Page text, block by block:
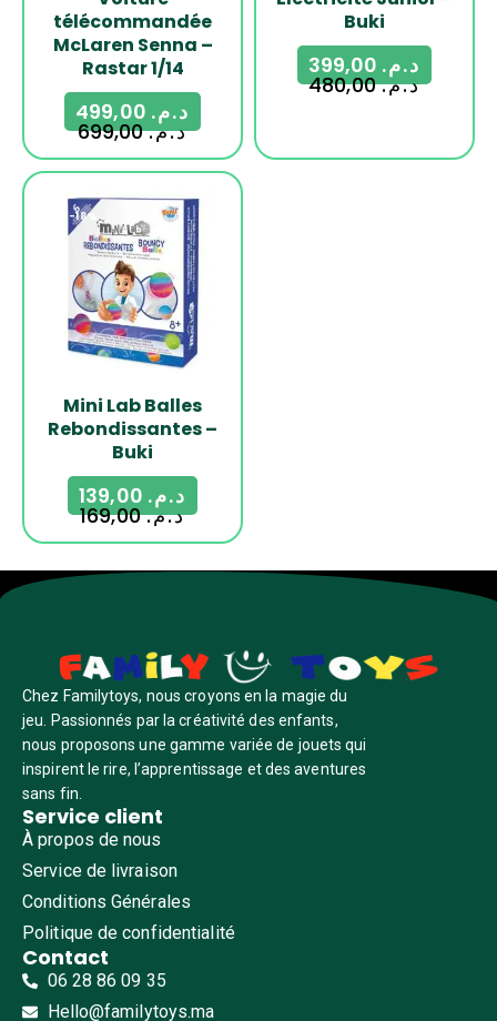
télécommandée
McLaren Senna –
Rastar 1/14
د.م.699,00
د.م.
Buki
د.م.480,00
د.م.
-18%
Mini Lab Balles
Rebondissantes –
Buki
د.م.169,00
د.م.
Chez Familytoys, nous croyons en la magie du
jeu. Passionnés par la créativité des enfants,
nous proposons une gamme variée de jouets qui
inspirent le rire, l’apprentissage et des aventures
sans fin.
Service client
À propos de nous
Service de livraison
Conditions Générales
Politique de confidentialité
Contact
06 28 86 09 35
Hello@familytoys.ma